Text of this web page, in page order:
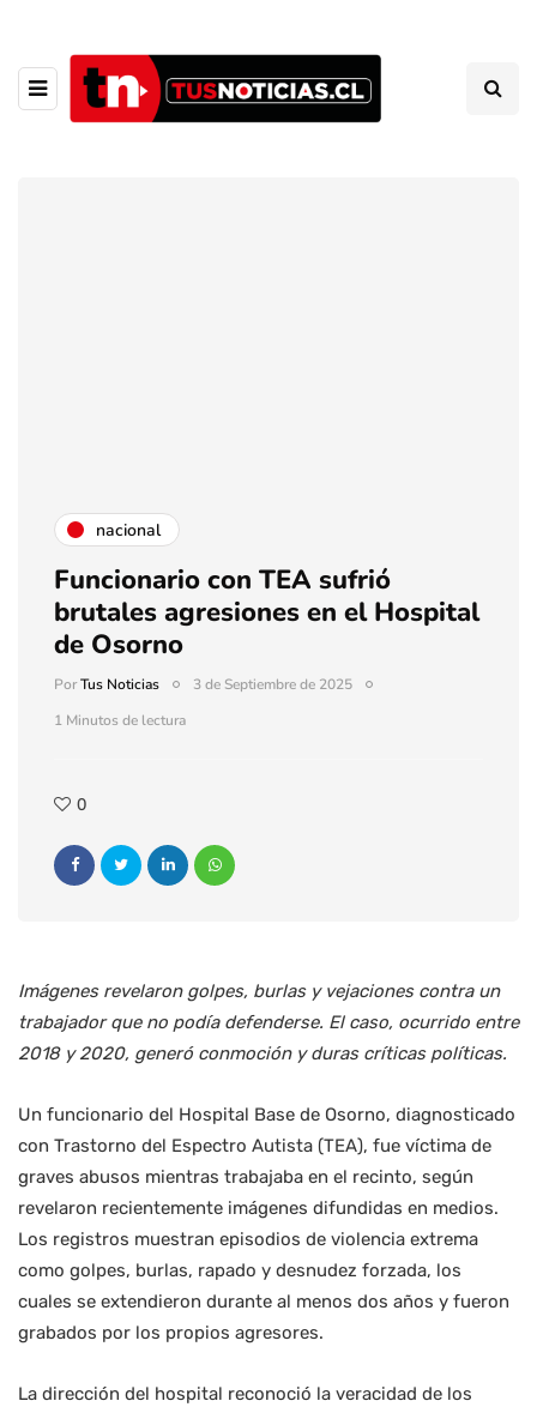
nacional
Funcionario con TEA sufrió
brutales agresiones en el Hospital
de Osorno
PorTus Noticias
3 de Septiembre de 2025
1 Minutos de lectura
0
Imágenes revelaron golpes, burlas y vejaciones contra un
trabajador que no podía defenderse. El caso, ocurrido entre
2018 y 2020, generó conmoción y duras críticas políticas.
Un funcionario del Hospital Base de Osorno, diagnosticado
con Trastorno del Espectro Autista (TEA), fue víctima de
graves abusos mientras trabajaba en el recinto, según
revelaron recientemente imágenes difundidas en medios.
Los registros muestran episodios de violencia extrema
como golpes, burlas, rapado y desnudez forzada, los
cuales se extendieron durante al menos dos años y fueron
grabados por los propios agresores.
La dirección del hospital reconoció la veracidad de los